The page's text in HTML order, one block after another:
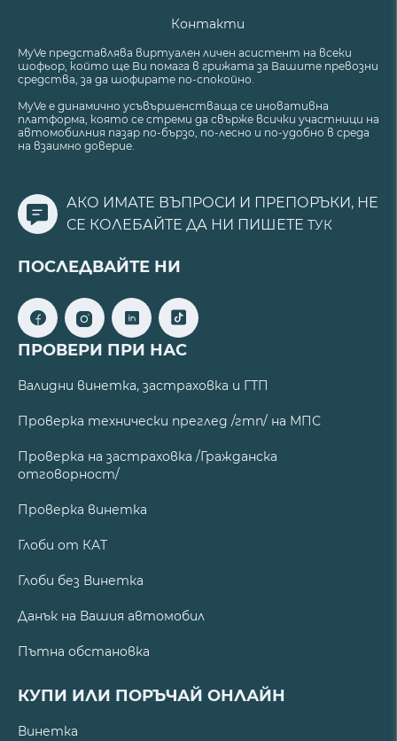
Контакти
MyVe представлява виртуален личен асистент на всеки
шофьор, който ще Ви помага в грижата за Вашите превозни
средства, за да шофирате по-спокойно.
MyVe е динамично усъвършенстваща се иновативна
платформа, която се стреми да свърже всички участници на
автомобилния пазар по-бързо, по-лесно и по-удобно в среда
на взаимно доверие.
АКО ИМАТЕ ВЪПРОСИ И ПРЕПОРЪКИ, НЕ
СЕ КОЛЕБАЙТЕ ДА НИ ПИШЕТЕ ТУК
ПОСЛЕДВАЙТЕ НИ
ПРОВЕРИ ПРИ НАС
Валидни винетка, застраховка и ГТП
Проверка технически преглед /гтп/ на МПС
Проверка на застраховка /Гражданска
отговорност/
Проверка винетка
Глоби от КАТ
Глоби без Винетка
Данък на Вашия автомобил
Пътна обстановка
КУПИ ИЛИ ПОРЪЧАЙ ОНЛАЙН
Винетка